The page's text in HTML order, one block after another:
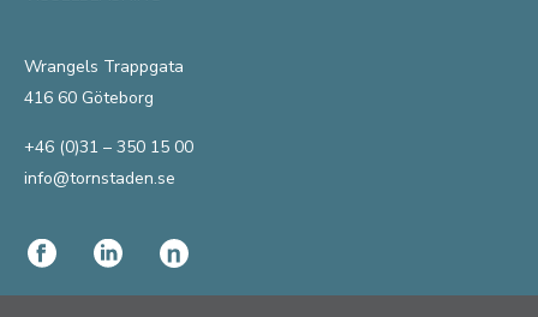
Wrangels Trappgata
416 60 Göteborg
+46 (0)31 – 350 15 00
info@tornstaden.se